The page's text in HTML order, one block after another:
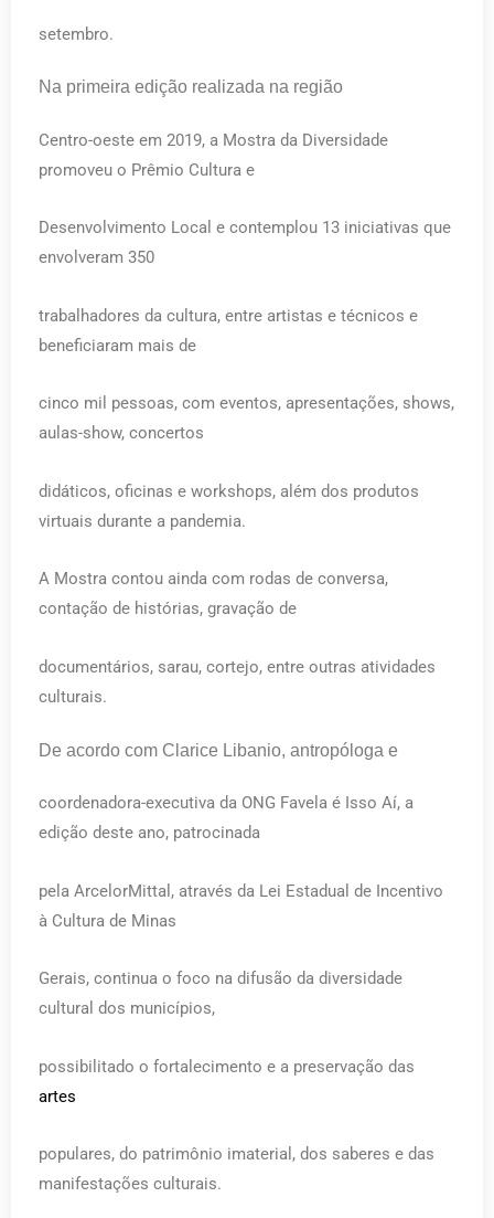
setembro.
Na primeira edição realizada na região
Centro-oeste em 2019, a Mostra da Diversidade
promoveu o Prêmio Cultura e
Desenvolvimento Local e contemplou 13 iniciativas que
envolveram 350
trabalhadores da cultura, entre artistas e técnicos e
beneficiaram mais de
cinco mil pessoas, com eventos, apresentações, shows,
aulas-show, concertos
didáticos, oficinas e workshops, além dos produtos
virtuais durante a pandemia.
A Mostra contou ainda com rodas de conversa,
contação de histórias, gravação de
documentários, sarau, cortejo, entre outras atividades
culturais.
De acordo com Clarice Libanio, antropóloga e
coordenadora-executiva da ONG Favela é Isso Aí, a
edição deste ano, patrocinada
pela ArcelorMittal, através da Lei Estadual de Incentivo
à Cultura de Minas
Gerais, continua o foco na difusão da diversidade
cultural dos municípios,
possibilitado o fortalecimento e a preservação das
artes
populares, do patrimônio imaterial, dos saberes e das
manifestações culturais.